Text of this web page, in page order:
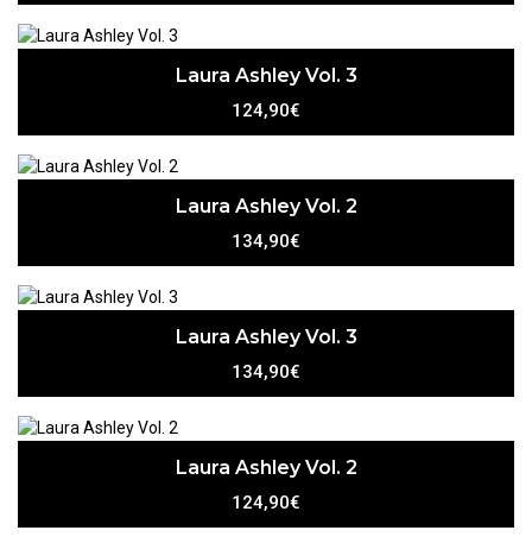
Laura Ashley Vol. 3
124,90€
Laura Ashley Vol. 2
134,90€
Laura Ashley Vol. 3
134,90€
Laura Ashley Vol. 2
124,90€